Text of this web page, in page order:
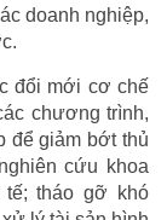
doanh nghiệp,
đổi mới cơ chế
chương trình,
để giảm bớt thủ
cứu khoa
tế; tháo gỡ khó